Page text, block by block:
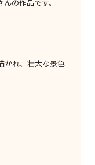
の作品です。
かれ、壮大な景色